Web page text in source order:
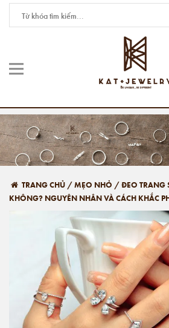
TRANG CHỦ /MẸO NHỎ /ĐEO TRANG
KHÔNG? NGUYÊN NHÂN VÀ CÁCH KHẮC